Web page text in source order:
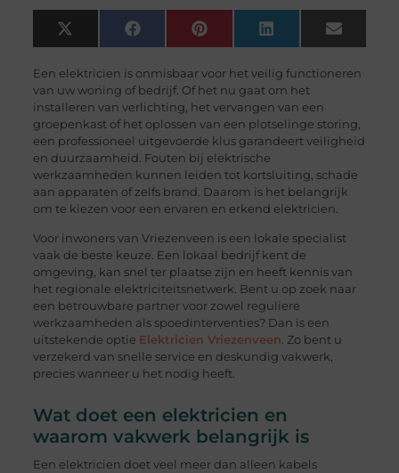
X
(Twitter)
FacebookPinterest LinkedIn Email
Een elektricien is onmisbaar voor het veilig functioneren
van uw woning of bedrijf. Of het nu gaat om het
installeren van verlichting, het vervangen van een
groepenkast of het oplossen van een plotselinge storing,
een professioneel uitgevoerde klus garandeert veiligheid
en duurzaamheid. Fouten bij elektrische
werkzaamheden kunnen leiden tot kortsluiting, schade
aan apparaten of zelfs brand. Daarom is het belangrijk
om te kiezen voor een ervaren en erkend elektricien.
Voor inwoners van Vriezenveen is een lokale specialist
vaak de beste keuze. Een lokaal bedrijf kent de
omgeving, kan snel ter plaatse zijn en heeft kennis van
het regionale elektriciteitsnetwerk. Bent u op zoek naar
een betrouwbare partner voor zowel reguliere
werkzaamheden als spoedinterventies? Dan is een
uitstekende optie Elektricien Vriezenveen. Zo bent u
verzekerd van snelle service en deskundig vakwerk,
precies wanneer u het nodig heeft.
Wat doet een elektricien en
waarom vakwerk belangrijk is
Een elektricien doet veel meer dan alleen kabels